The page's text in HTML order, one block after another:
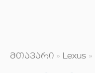
მთავარი » Lexus »